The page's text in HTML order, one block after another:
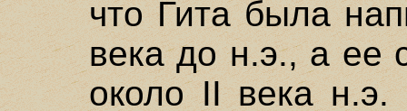
что Гита была
века до н.э., а ее
около II века